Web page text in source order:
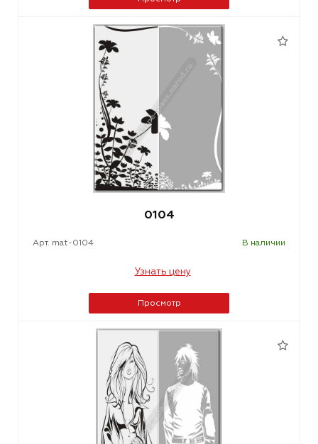
0104
Арт. mat-0104 В наличии
Узнать цену
Просмотр